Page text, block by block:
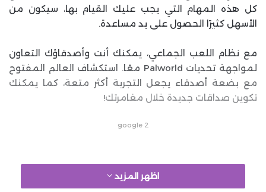
كل هذه المهام التي يجب عليك القيام بها، سيكون من
الأسهل كثيرًا الحصول على يد مساعدة.
مع نظام اللعب الجماعي، يمكنك أنت وأصدقاؤك التعاون
لمواجهة تحديات Palworld معًا. استكشاف العالم المفتوح
مع بضعة أصدقاء يجعل التجربة أكثر متعة، كما يمكنك
تكوين صداقات جديدة خلال مغامرتك!
google 2
كيفية استخدام خادم اللعب الجماعي
اظهر المزيد